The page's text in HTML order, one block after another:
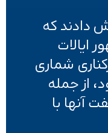
دادند که
ایالات
شماری
از جمله
آنها با